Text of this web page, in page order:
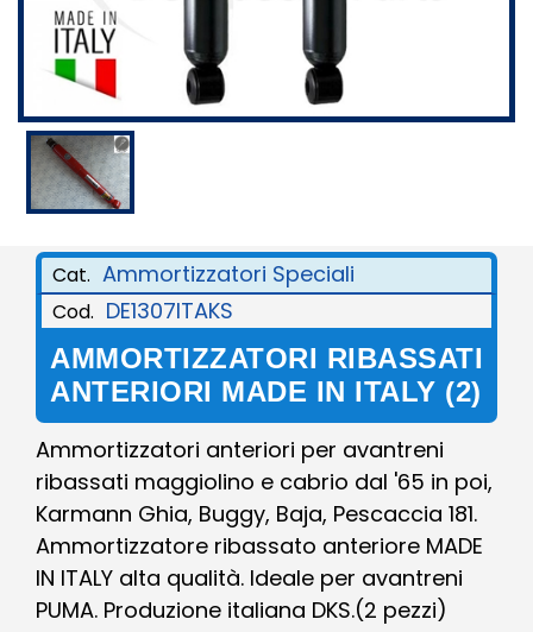
Cat. Ammortizzatori Speciali
Cod. DE1307ITAKS
AMMORTIZZATORI RIBASSATI
ANTERIORI MADE IN ITALY (2)
Ammortizzatori anteriori per avantreni
ribassati maggiolino e cabrio dal '65 in poi,
Karmann Ghia, Buggy, Baja, Pescaccia 181.
Ammortizzatore ribassato anteriore MADE
IN ITALY alta qualità. Ideale per avantreni
PUMA. Produzione italiana DKS.(2 pezzi)